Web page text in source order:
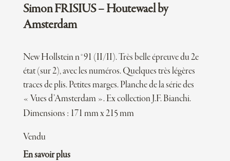
Simon FRISIUS – Houtewael by
Amsterdam
New Hollstein n°91 (II/II). Très belle épreuve du 2e
état (sur 2), avec les numéros. Quelques très légères
traces de plis. Petites marges. Planche de la série des
« Vues d’Amsterdam ». Ex collection J.F. Bianchi.
Dimensions : 171 mm x 215 mm
Vendu
En savoir plus